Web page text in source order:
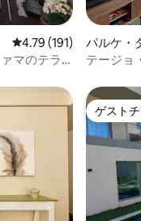
レビュー191件、5つ星
4.79 (191)
マのテラ
パルケ・
マンショ
テージョ
ゲスト
ゲスト